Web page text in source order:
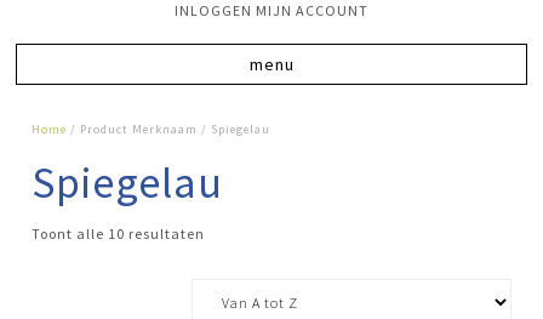
INLOGGEN MIJN ACCOUNT
Home / Product Merknaam / Spiegelau
Spiegelau
Toont alle 10 resultaten